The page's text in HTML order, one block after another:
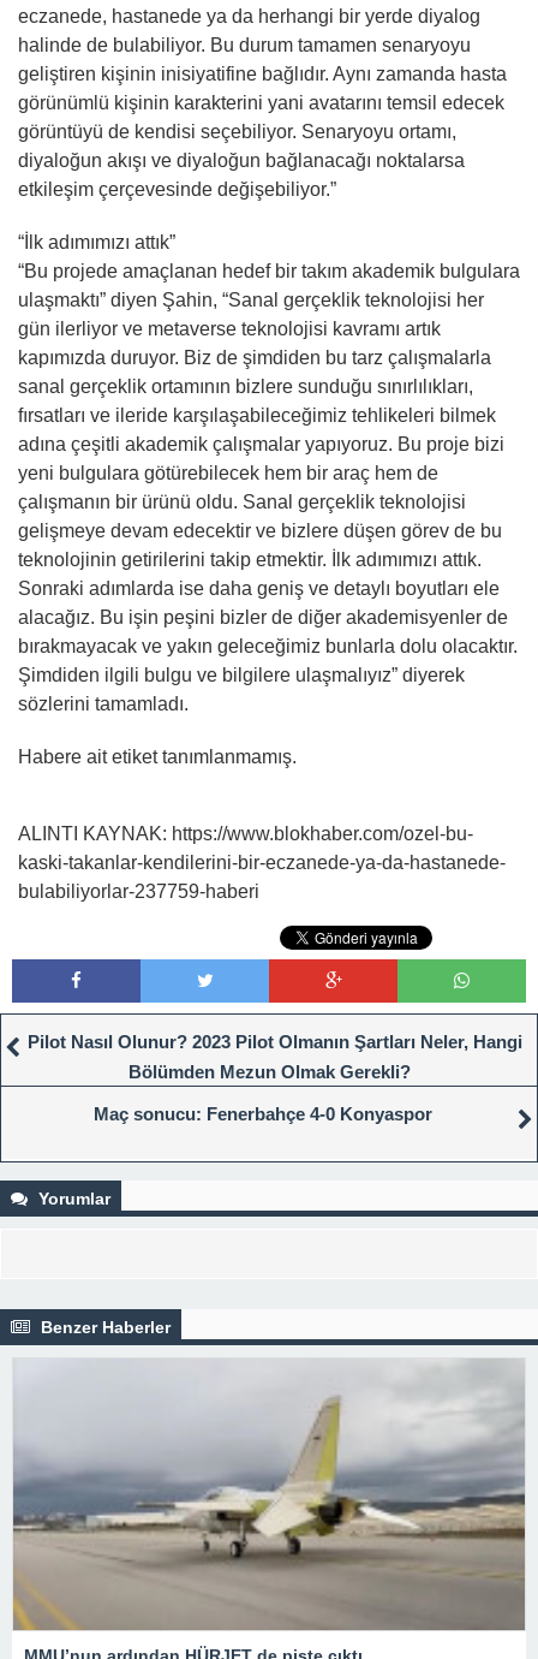
eczanede, hastanede ya da herhangi bir yerde diyalog
halinde de bulabiliyor. Bu durum tamamen senaryoyu
geliştiren kişinin inisiyatifine bağlıdır. Aynı zamanda hasta
görünümlü kişinin karakterini yani avatarını temsil edecek
görüntüyü de kendisi seçebiliyor. Senaryoyu ortamı,
diyaloğun akışı ve diyaloğun bağlanacağı noktalarsa
etkileşim çerçevesinde değişebiliyor.”
“İlk adımımızı attık”
“Bu projede amaçlanan hedef bir takım akademik bulgulara
ulaşmaktı” diyen Şahin, “Sanal gerçeklik teknolojisi her
gün ilerliyor ve metaverse teknolojisi kavramı artık
kapımızda duruyor. Biz de şimdiden bu tarz çalışmalarla
sanal gerçeklik ortamının bizlere sunduğu sınırlılıkları,
fırsatları ve ileride karşılaşabileceğimiz tehlikeleri bilmek
adına çeşitli akademik çalışmalar yapıyoruz. Bu proje bizi
yeni bulgulara götürebilecek hem bir araç hem de
çalışmanın bir ürünü oldu. Sanal gerçeklik teknolojisi
gelişmeye devam edecektir ve bizlere düşen görev de bu
teknolojinin getirilerini takip etmektir. İlk adımımızı attık.
Sonraki adımlarda ise daha geniş ve detaylı boyutları ele
alacağız. Bu işin peşini bizler de diğer akademisyenler de
bırakmayacak ve yakın geleceğimiz bunlarla dolu olacaktır.
Şimdiden ilgili bulgu ve bilgilere ulaşmalıyız” diyerek
sözlerini tamamladı.
Habere ait etiket tanımlanmamış.
ALINTI KAYNAK: https://www.blokhaber.com/ozel-bu-
kaski-takanlar-kendilerini-bir-eczanede-ya-da-hastanede-
bulabiliyorlar-237759-haberi
Pilot Nasıl Olunur? 2023 Pilot Olmanın Şartları Neler, Hangi
Bölümden Mezun Olmak Gerekli?
Maç sonucu: Fenerbahçe 4-0 Konyaspor
Yorumlar
Benzer Haberler